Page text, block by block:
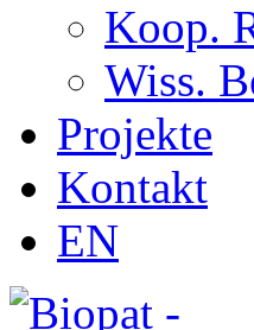
Koop.
Wiss.
Projekte
Kontakt
EN